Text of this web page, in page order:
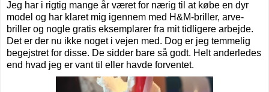
Jeg har i rigtig mange år været for nærig til at købe en dyr
model og har klaret mig igennem med H&M-briller, arve-
briller og nogle gratis eksemplarer fra mit tidligere arbejde.
Det er der nu ikke noget i vejen med. Dog er jeg temmelig
begejstret for disse. De sidder bare så godt. Helt anderledes
end hvad jeg er vant til eller havde forventet.